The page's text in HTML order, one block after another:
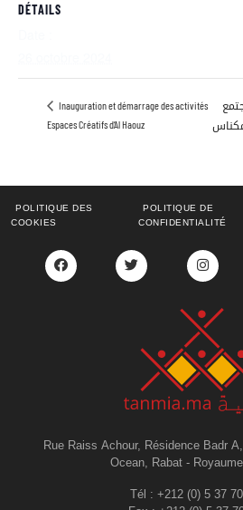
DÉTAILS
Inauguration et démarrage des activités
Espaces Créatifs d’Al Haouz
POLITIQUE DES
COOKIES
POLITIQUE DE
CONFIDENTIALITÉ
Rue Raiss Achour, Résidence Badr
Ocean, Rabat -
Tél : +212 (0) 5 37